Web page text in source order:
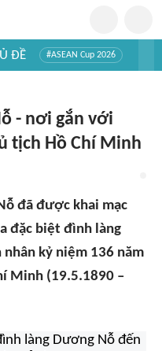
ĐỀ #ASEAN Cup 2026
- nơi gắn với
tịch Hồ Chí Minh
đã được khai mạc
đặc biệt đình làng
nhân kỷ niệm 136 năm
Minh (19.5.1890 –